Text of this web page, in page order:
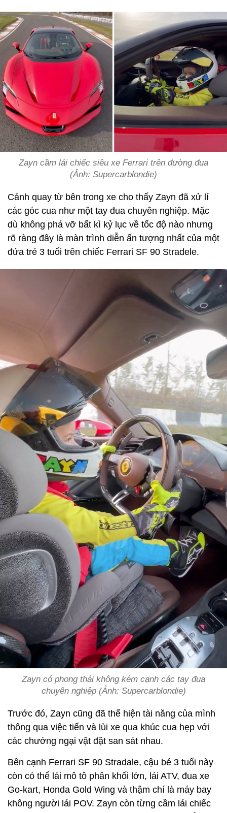
Zayn cầm lái chiếc siêu xe Ferrari trên đường đua
(Ảnh: Supercarblondie)
Cảnh quay từ bên trong xe cho thấy Zayn đã xử lí
các góc cua như một tay đua chuyên nghiệp. Mặc
dù không phá vỡ bất kì kỷ lục về tốc độ nào nhưng
rõ ràng đây là màn trình diễn ấn tượng nhất của một
đứa trẻ 3 tuổi trên chiếc Ferrari SF 90 Stradele.
Zayn có phong thái không kém cạnh các tay đua
chuyên nghiệp (Ảnh: Supercarblondie)
Trước đó, Zayn cũng đã thể hiện tài năng của mình
thông qua việc tiến và lùi xe qua khúc cua hẹp với
các chướng ngại vật đặt san sát nhau.
Bên cạnh Ferrari SF 90 Stradale, cậu bé 3 tuổi này
còn có thể lái mô tô phân khối lớn, lái ATV, đua xe
Go-kart, Honda Gold Wing và thậm chí là máy bay
không người lái POV. Zayn còn từng cầm lái chiếc